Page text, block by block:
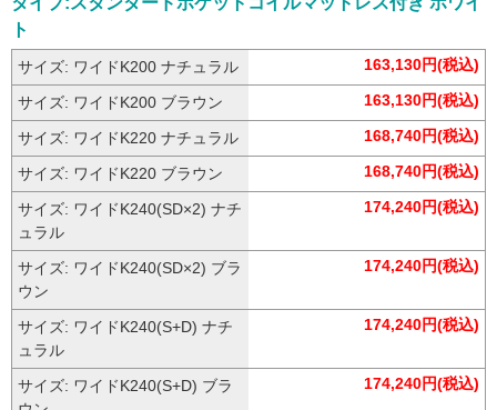
サイズ: ワイドK280 ブラウン 177,100円(税込)
タイプ:スタンダードポケットコイルマットレス付き ホワイ
ト
サイズ: ワイドK200 ナチュラル 163,130円(税込)
サイズ: ワイドK200 ブラウン 163,130円(税込)
サイズ: ワイドK220 ナチュラル 168,740円(税込)
サイズ: ワイドK220 ブラウン
サイズ: ワイドK240(SD×2) ナチ
ュラル
174,240円(税込)
サイズ: ワイドK240(SD×2) ブラ
ウン
174,240円(税込)
サイズ: ワイドK240(S+D) ナチ
174,240円(税込)